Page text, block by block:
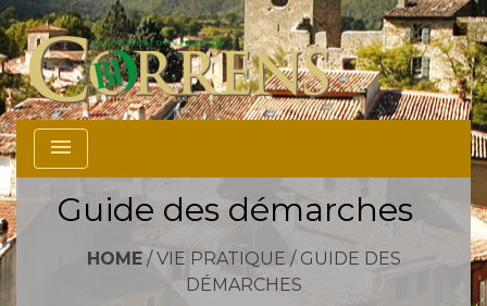
menu
Guide des démarches
HOME/ VIE PRATIQUE / GUIDE DES
DÉMARCHES